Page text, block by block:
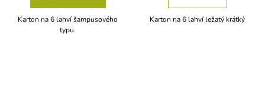
Karton na 6 lahví šampusového
typu.
Karton na 6 lahví ležatý krátký